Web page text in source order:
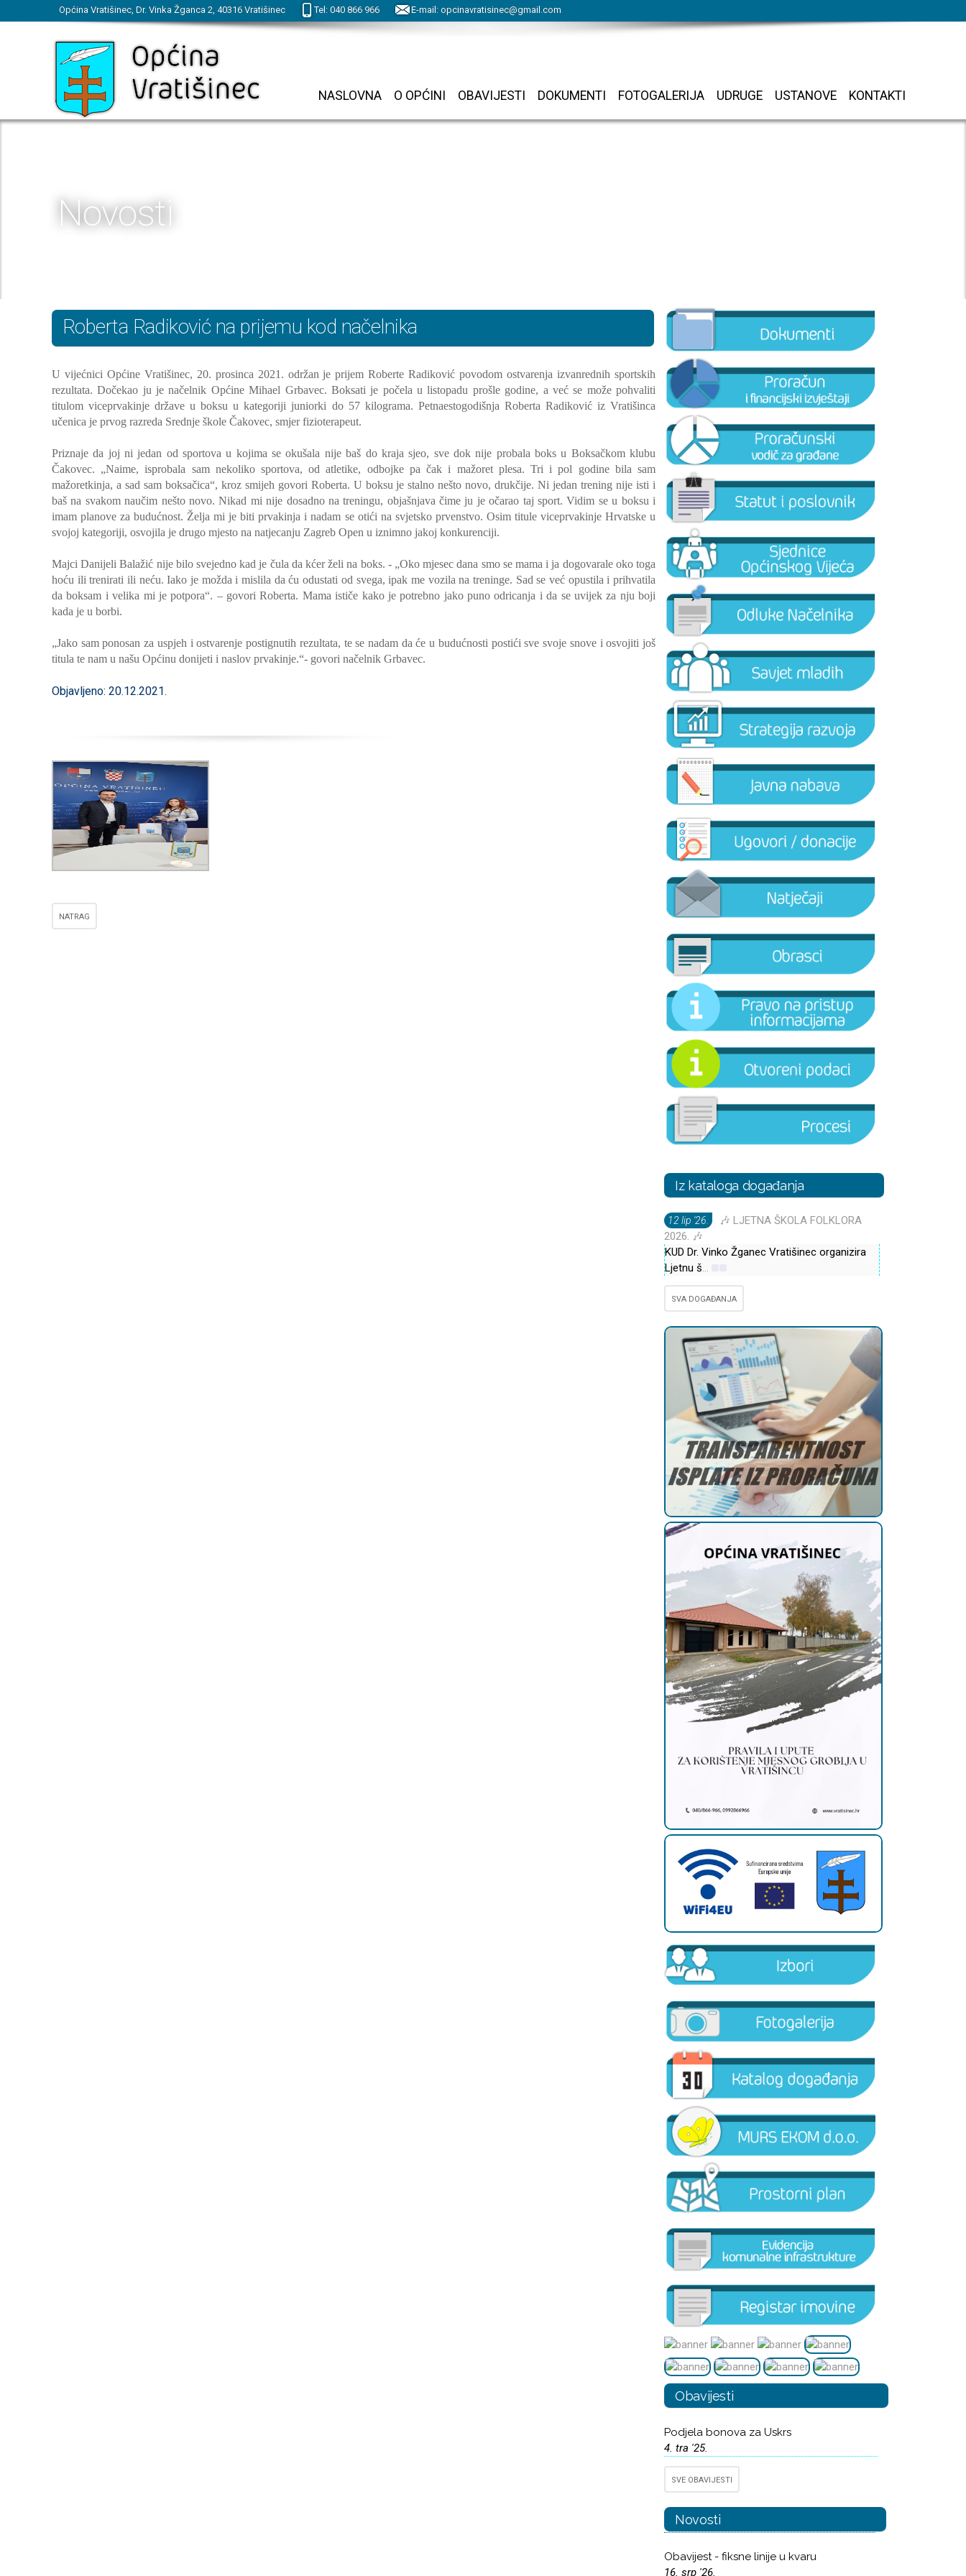
Općina Vratišinec, Dr. Vinka Žganca 2, 40316 Vratišinec Tel: 040 866 966 E-mail: opcinavratisinec@gmail.com
NASLOVNA O OPĆINI OBAVIJESTI DOKUMENTI FOTOGALERIJA UDRUGE USTANOVE KONTAKTI
Novosti
Roberta Radiković na prijemu kod načelnika
U vijećnici Općine Vratišinec, 20. prosinca 2021. održan je prijem Roberte Radiković povodom ostvarenja izvanrednih sportskih
rezultata. Dočekao ju je načelnik Općine Mihael Grbavec. Boksati je počela u listopadu prošle godine, a već se može pohvaliti
titulom viceprvakinje države u boksu u kategoriji juniorki do 57 kilograma. Petnaestogodišnja Roberta Radiković iz Vratišinca
učenica je prvog razreda Srednje škole Čakovec, smjer fizioterapeut.
Priznaje da joj ni jedan od sportova u kojima se okušala nije baš do kraja sjeo, sve dok nije probala boks u Boksačkom klubu
Čakovec. „Naime, isprobala sam nekoliko sportova, od atletike, odbojke pa čak i mažoret plesa. Tri i pol godine bila sam
mažoretkinja, a sad sam boksačica“, kroz smijeh govori Roberta. U boksu je stalno nešto novo, drukčije. Ni jedan trening nije isti i
baš na svakom naučim nešto novo. Nikad mi nije dosadno na treningu, objašnjava čime ju je očarao taj sport. Vidim se u boksu i
imam planove za budućnost. Želja mi je biti prvakinja i nadam se otići na svjetsko prvenstvo. Osim titule viceprvakinje Hrvatske u
svojoj kategoriji, osvojila je drugo mjesto na natjecanju Zagreb Open u iznimno jakoj konkurenciji.
Majci Danijeli Balažić nije bilo svejedno kad je čula da kćer želi na boks. - „Oko mjesec dana smo se mama i ja dogovarale oko toga
hoću ili trenirati ili neću. Iako je možda i mislila da ću odustati od svega, ipak me vozila na treninge. Sad se već opustila i prihvatila
da boksam i velika mi je potpora“. – govori Roberta. Mama ističe kako je potrebno jako puno odricanja i da se uvijek za nju boji
kada je u borbi.
„Jako sam ponosan za uspjeh i ostvarenje postignutih rezultata, te se nadam da će u budućnosti postići sve svoje snove i osvojiti još
titula te nam u našu Općinu donijeti i naslov prvakinje.“- govori načelnik Grbavec.
Objavljeno: 20.12.2021.
NATRAG
Iz kataloga događanja
12 lip '26.
🎶 LJETNA ŠKOLA FOLKLORA
2026. 🎶
KUD Dr. Vinko Žganec Vratišinec organizira
Ljetnu š...
SVA DOGAĐANJA
Obavijesti
Podjela bonova za Uskrs
4. tra '25.
SVE OBAVIJESTI
Novosti
Obavijest - fiksne linije u kvaru
16. srp '26.